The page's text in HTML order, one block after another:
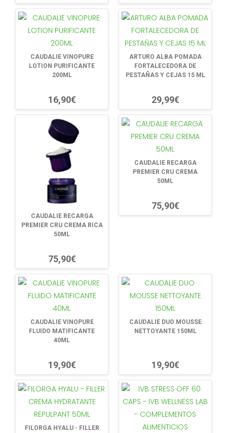
CAUDALIE VINOPURE
LOTION PURIFICANTE
200ML
16,90€
ARTURO ALBA POMADA
FORTALECEDORA DE
PESTAÑAS Y CEJAS 15 ML
29,99€
CAUDALIE RECARGA
PREMIER CRU CREMA RICA
50ML
75,90€
CAUDALIE RECARGA
PREMIER CRU CREMA
50ML
75,90€
CAUDALIE VINOPURE
FLUIDO MATIFICANTE
40ML
19,90€
CAUDALIE DUO MOUSSE
NETTOYANTE 150ML
19,90€
FILORGA HYALU - FILLER